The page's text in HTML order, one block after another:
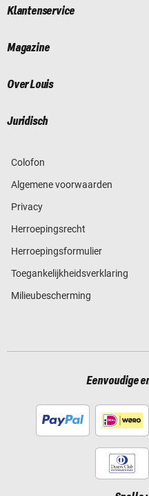
Klantenservice
Magazine
Over Louis
Juridisch
Colofon
Algemene voorwaarden
Privacy
Herroepingsrecht
Herroepingsformulier
Toegankelijkheidsverklaring
Milieubescherming
Eenvoudige